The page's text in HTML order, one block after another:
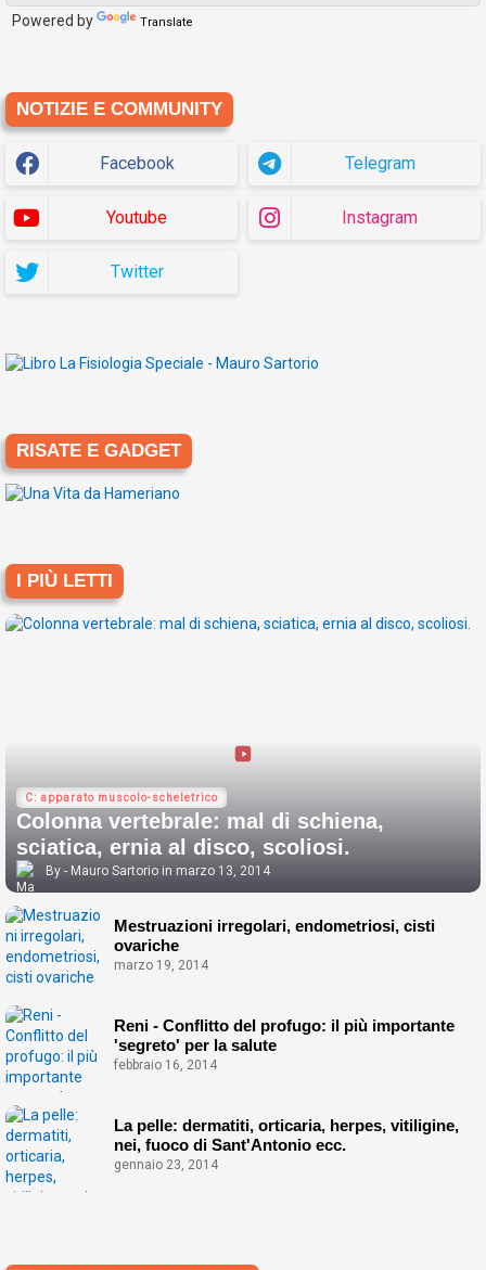
Powered by Translate
NOTIZIE E COMMUNITY
Facebook Telegram
Youtube Instagram
Twitter
RISATE E GADGET
I PIÙ LETTI
C: apparato muscolo-scheletrico
Colonna vertebrale: mal di schiena,
sciatica, ernia al disco, scoliosi.
Mauro Sartorio marzo 13, 2014
Mestruazioni irregolari, endometriosi, cisti
ovariche
marzo 19, 2014
Reni - Conflitto del profugo: il più importante
'segreto' per la salute
febbraio 16, 2014
La pelle: dermatiti, orticaria, herpes, vitiligine,
nei, fuoco di Sant'Antonio ecc.
gennaio 23, 2014